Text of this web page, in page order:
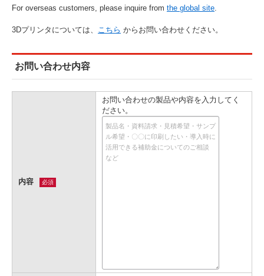
For overseas customers, please inquire from the global site.
3Dプリンタについては、 こちら からお問い合わせください。
お問い合わせ内容
内容 必須
お問い合わせの製品や内容を入力してく
ださい。